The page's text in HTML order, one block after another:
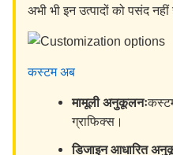
अभी भी इन उत्पादों को पसंद
कस्टम अब
मामूली अनुकूलनः
ग्राफिक्स।
डिजाइन आधारित